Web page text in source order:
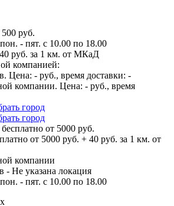
500 руб.
- пят. с 10.00 по 18.00
руб. за 1 км. от МКаД
компанией:
Цена: - руб., время доставки: -
компании. Цена: - руб., время
город
город
бесплатно от 5000 руб.
от 5000 руб. + 40 руб. за 1 км. от
компании
- Не указана локация
- пят. с 10.00 по 18.00